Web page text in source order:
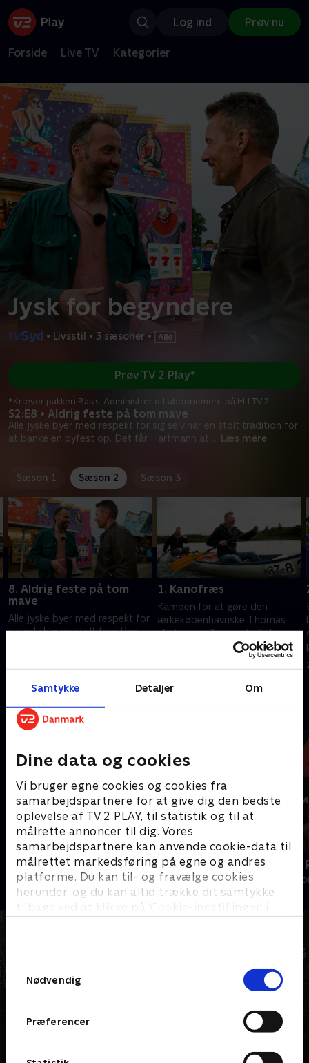
Samtykke Detaljer Om
Dine data og cookies
Vi bruger egne cookies og cookies fra
samarbejdspartnere for at give dig den bedste
oplevelse af TV 2 PLAY, til statistik og til at
målrette annoncer til dig. Vores
samarbejdspartnere kan anvende cookie-data til
målrettet markedsføring på egne og andres
platforme. Du kan til- og fravælge cookies
herunder, og du kan altid trække dit samtykke
tilbage ved at klikke på ’Cookie-indstillinger’ i
Nødvendig
Præferencer
Log ind Prøv nu
Forside Live TV Kategorier
Jysk for begyndere
• Livsstil • 3 sæsoner •
S2:E8 • Aldrig feste på tom mave
Alle jyske byer med respekt for sig selv har en stolt tradition for
at banke en byfest op. Det får Hartmann at
Læs mere
Prøv TV 2 Play*
*Kræver pakken Basis. Administrer dit abonnement på Mit TV 2.
Sæson 1 Sæson 2 Sæson 3
8. Aldrig feste på tom
mave
Alle jyske byer med respekt for
sig selv har en stolt tradition
dagens jydepraktik.
1. Kanofræs
Kampen for at gøre den
ærkekøbenhavnske Thomas
Hartmann til en ægte jyde
fortsætter. Han mangler nemlig
stadig det allervigtigste – den
jyske barndom
Andre så også
Sig det med bolig
Livsstil • 1 sæsoner
Tabu - med
Livsstil • 3